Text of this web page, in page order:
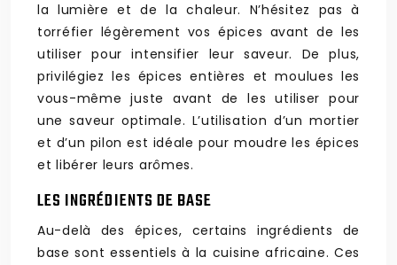
la lumière et de la chaleur. N’hésitez pas à
torréfier légèrement vos épices avant de les
utiliser pour intensifier leur saveur. De plus,
privilégiez les épices entières et moulues les
vous-même juste avant de les utiliser pour
une saveur optimale. L’utilisation d’un mortier
et d’un pilon est idéale pour moudre les épices
et libérer leurs arômes.
LES INGRÉDIENTS DE BASE
Au-delà des épices, certains ingrédients de
base sont essentiels à la cuisine africaine. Ces